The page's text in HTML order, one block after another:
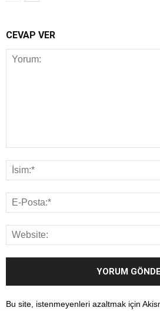
CEVAP VER
Bu site, istenmeyenleri azaltmak için